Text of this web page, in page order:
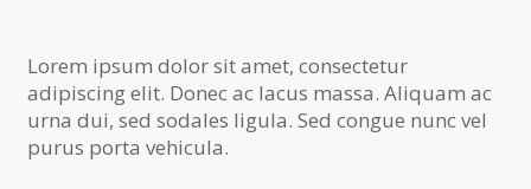
Lorem ipsum dolor sit amet, consectetur
adipiscing elit. Donec ac lacus massa. Aliquam ac
urna dui, sed sodales ligula. Sed congue nunc vel
purus porta vehicula.